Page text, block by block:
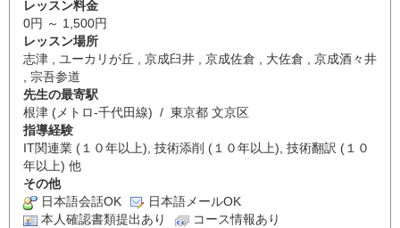
レッスン料金
0円 ～ 1,500円
レッスン場所
志津 , ユーカリが丘 , 京成臼井 , 京成佐倉 , 大佐倉 , 京成酒々井
, 宗吾参道
先生の最寄駅
根津 (メトロ-千代田線) / 東京都 文京区
指導経験
IT関連業 (１０年以上), 技術添削 (１０年以上), 技術翻訳 (１０
年以上) 他
その他
日本語会話OK
日本語メールOK
本人確認書類提出あり
コース情報あり